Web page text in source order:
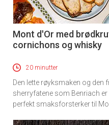
Mont d'Or med
cornichons og whisky
20 minutter
Den lette røyksmaken og den
sherryfatene som Benriach er
perfekt smaksforsterker til